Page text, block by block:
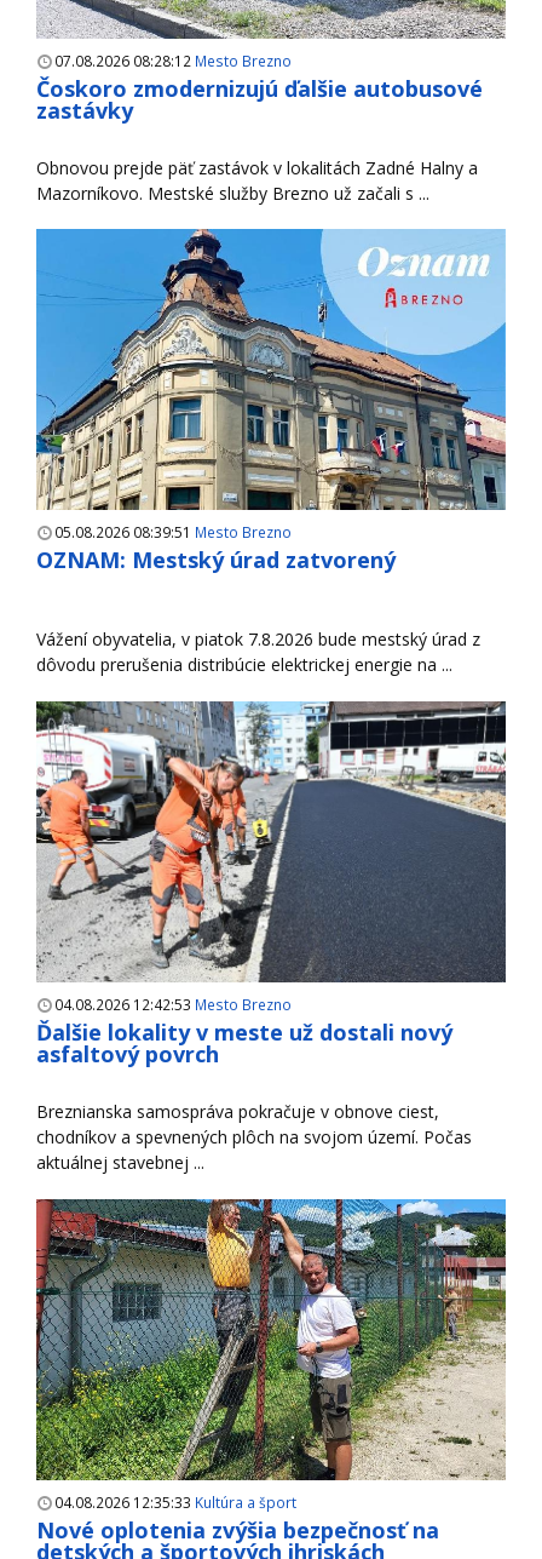
07.08.2026 08:28:12 Mesto Brezno
Čoskoro zmodernizujú ďalšie autobusové
zastávky
Obnovou prejde päť zastávok v lokalitách Zadné Halny a
Mazorníkovo. Mestské služby Brezno už začali s ...
05.08.2026 08:39:51 Mesto Brezno
OZNAM: Mestský úrad zatvorený
Vážení obyvatelia, v piatok 7.8.2026 bude mestský úrad z
dôvodu prerušenia distribúcie elektrickej energie na ...
04.08.2026 12:42:53 Mesto Brezno
Ďalšie lokality v meste už dostali nový
asfaltový povrch
Breznianska samospráva pokračuje v obnove ciest,
chodníkov a spevnených plôch na svojom území. Počas
aktuálnej stavebnej ...
04.08.2026 12:35:33 Kultúra a šport
Nové oplotenia zvýšia bezpečnosť na
detských a športových ihriskách